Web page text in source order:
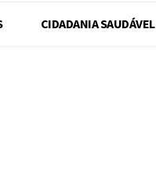
CIDADANIA SAUDÁVEL